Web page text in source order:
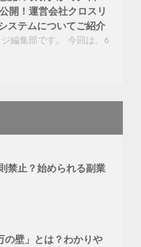
開！運営会社クロスリ
ステムについてご紹介
編集部です。 今回は、6
禁止？始められる副業
の壁」とは？わかりや